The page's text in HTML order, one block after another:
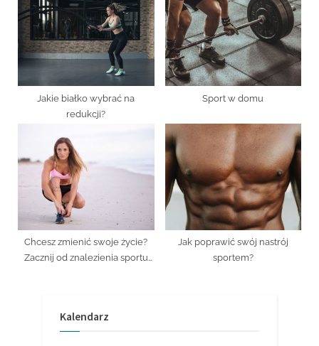
Jakie białko wybrać na
redukcji?
Sport w domu
Chcesz zmienić swoje życie?
Zacznij od znalezienia sportu
Jak poprawić swój nastrój
sportem?
Kalendarz